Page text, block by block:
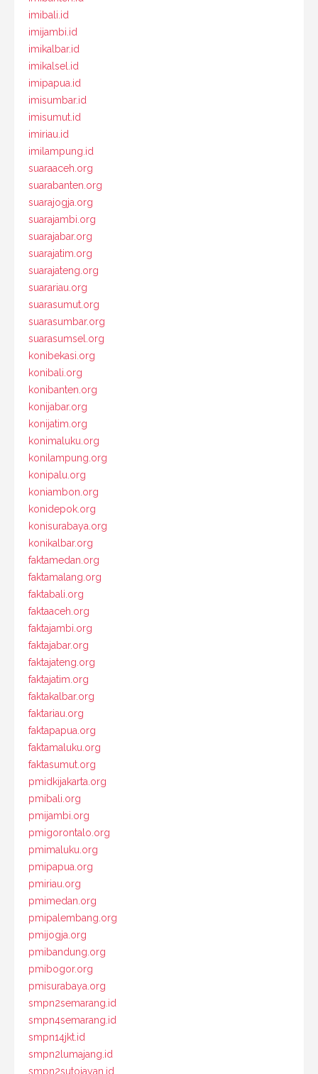
imibali.id
imijambi.id
imikalbar.id
imikalsel.id
imipapua.id
imisumbar.id
imisumut.id
imiriau.id
imilampung.id
suaraaceh.org
suarabanten.org
suarajogja.org
suarajambi.org
suarajabar.org
suarajatim.org
suarajateng.org
suarariau.org
suarasumut.org
suarasumbar.org
suarasumsel.org
konibekasi.org
konibali.org
konibanten.org
konijabar.org
konijatim.org
konimaluku.org
konilampung.org
konipalu.org
koniambon.org
konidepok.org
konisurabaya.org
konikalbar.org
faktamedan.org
faktamalang.org
faktabali.org
faktaaceh.org
faktajambi.org
faktajabar.org
faktajateng.org
faktajatim.org
faktakalbar.org
faktariau.org
faktapapua.org
faktamaluku.org
faktasumut.org
pmidkijakarta.org
pmibali.org
pmijambi.org
pmigorontalo.org
pmimaluku.org
pmipapua.org
pmiriau.org
pmimedan.org
pmipalembang.org
pmijogja.org
pmibandung.org
pmibogor.org
pmisurabaya.org
smpn2semarang.id
smpn4semarang.id
smpn14jkt.id
smpn2lumajang.id
smpn2sutojayan.id